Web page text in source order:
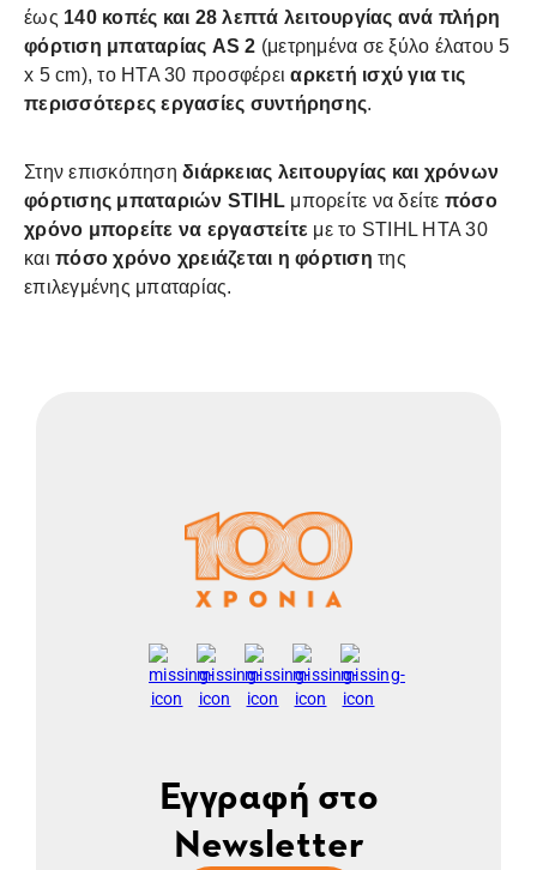
έως 140 κοπές και 28 λεπτά λειτουργίας ανά πλήρη
φόρτιση μπαταρίας AS 2 (μετρημένα σε ξύλο έλατου 5
x 5 cm), το HTA 30 προσφέρει αρκετή ισχύ για τις
περισσότερες εργασίες συντήρησης.
Στην επισκόπηση διάρκειας λειτουργίας και χρόνων
φόρτισης μπαταριών STIHL μπορείτε να δείτε πόσο
χρόνο μπορείτε να εργαστείτε με το STIHL HTA 30
και πόσο χρόνο χρειάζεται η φόρτιση της
επιλεγμένης μπαταρίας.
Εγγραφή στο
Newsletter